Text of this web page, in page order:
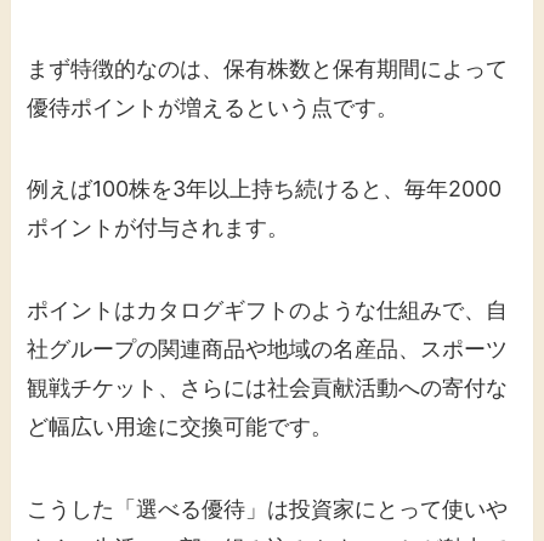
まず特徴的なのは、保有株数と保有期間によって
優待ポイントが増えるという点です。
例えば100株を3年以上持ち続けると、毎年2000
ポイントが付与されます。
ポイントはカタログギフトのような仕組みで、自
社グループの関連商品や地域の名産品、スポーツ
観戦チケット、さらには社会貢献活動への寄付な
ど幅広い用途に交換可能です。
こうした「選べる優待」は投資家にとって使いや